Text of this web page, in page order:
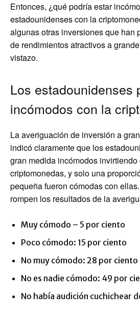
Entonces, ¿qué podría estar
estadounidenses con la
algunas otras inversiones que han
de rendimientos atractivos a
vistazo.
Los estadounidenses
incómodos con la
La averiguación de inversión a
indicó claramente que los
gran medida incómodos invirtiendo
criptomonedas, y solo una
pequeña fueron cómodas con
rompen los resultados de la
Muy cómodo – 5 por ciento
Poco cómodo: 15 por ciento
No muy cómodo: 28 por ciento
No es nadie cómodo: 49 por
No había audición cuchichear